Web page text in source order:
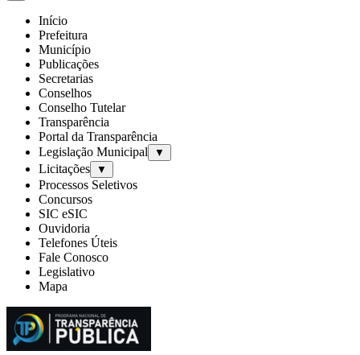
Início
Prefeitura
Município
Publicações
Secretarias
Conselhos
Conselho Tutelar
Transparência
Portal da Transparência
Legislação Municipal
▼
Licitações ▼
Processos Seletivos
Concursos
SIC eSIC
Ouvidoria
Telefones Úteis
Fale Conosco
Legislativo
Mapa